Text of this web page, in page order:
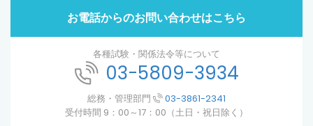
お電話からのお問い合わせはこちら
各種試験・関係法令等について
03-5809-3934
総務・管理部門
03-3861-2341
受付時間 9：00～17：00（土日・祝日除く）